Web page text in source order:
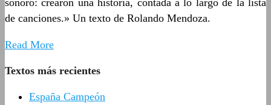
de canciones.» Un texto de Rolando Mendoza.
Read More
Textos más recientes
España Campeón